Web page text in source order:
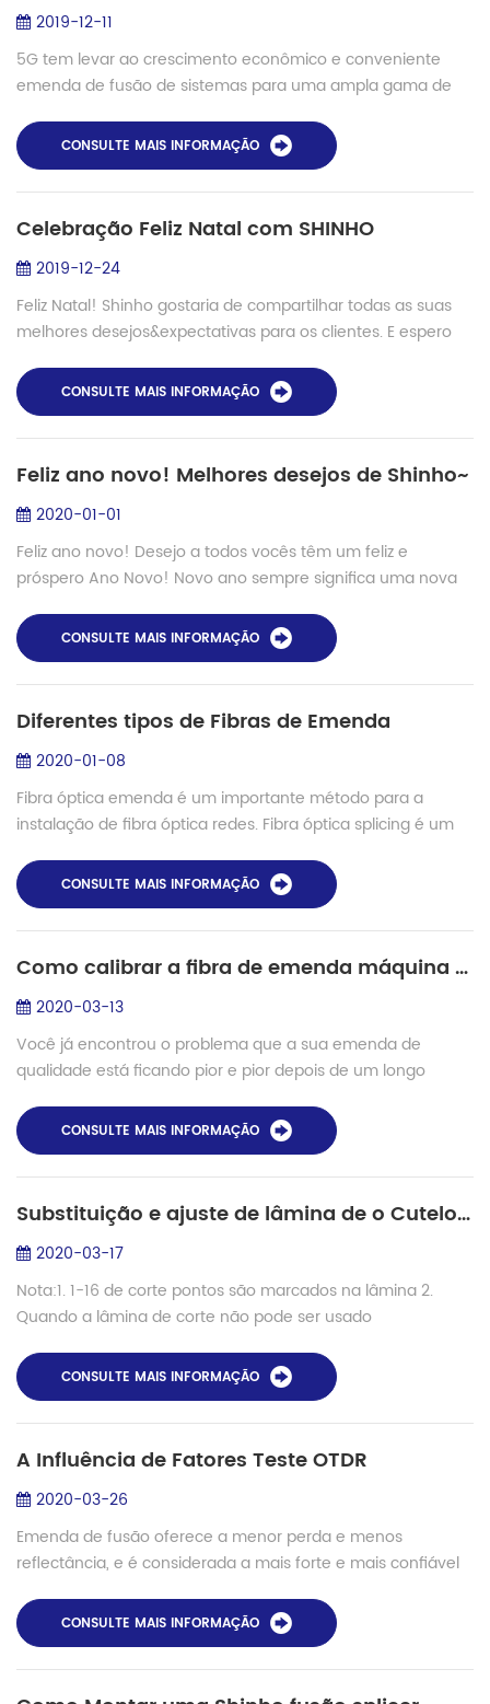
2019-12-11
5G tem levar ao crescimento econômico e conveniente
emenda de fusão de sistemas para uma ampla gama de
instalação etc. Emenda de fusão é o p...
CONSULTE MAIS INFORMAÇÃO
Celebração Feliz Natal com SHINHO
2019-12-24
Feliz Natal! Shinho gostaria de compartilhar todas as suas
melhores desejos&expectativas para os clientes. E espero
Digital e inteligente ...
CONSULTE MAIS INFORMAÇÃO
Feliz ano novo! Melhores desejos de Shinho~
2020-01-01
Feliz ano novo! Desejo a todos vocês têm um feliz e
próspero Ano Novo! Novo ano sempre significa uma nova
momento é para comprar coisas nov...
CONSULTE MAIS INFORMAÇÃO
Diferentes tipos de Fibras de Emenda
2020-01-08
Fibra óptica emenda é um importante método para a
instalação de fibra óptica redes. Fibra óptica splicing é um
uma solução preferencial quan...
CONSULTE MAIS INFORMAÇÃO
Como calibrar a fibra de emenda máquina de ARCO manualmente?
2020-03-13
Você já encontrou o problema que a sua emenda de
qualidade está ficando pior e pior depois de um longo
Um dos importantes factores de influência ...
CONSULTE MAIS INFORMAÇÃO
Substituição e ajuste de lâmina de o Cutelo na fusão splicer kit
2020-03-17
Nota:1. 1-16 de corte pontos são marcados na lâmina 2.
Quando a lâmina de corte não pode ser usado
fixação no tempo 3. Se ele ainda não puder ser co...
CONSULTE MAIS INFORMAÇÃO
A Influência de Fatores Teste OTDR
2020-03-26
Emenda de fusão oferece a menor perda e menos
reflectância, e é considerada a mais forte e mais confiável
corretamente, uma emenda pode apresentar uma pe...
CONSULTE MAIS INFORMAÇÃO